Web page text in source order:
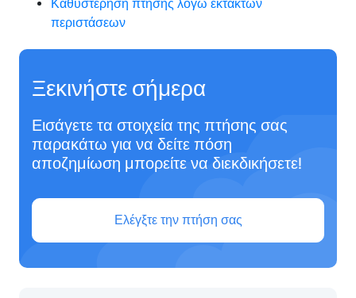
Καθυστέρηση πτήσης λόγω έκτακτων
περιστάσεων
Ξεκινήστε σήμερα
Εισάγετε τα στοιχεία της πτήσης σας
παρακάτω για να δείτε πόση
αποζημίωση μπορείτε να διεκδικήσετε!
Ελέγξτε την πτήση σας